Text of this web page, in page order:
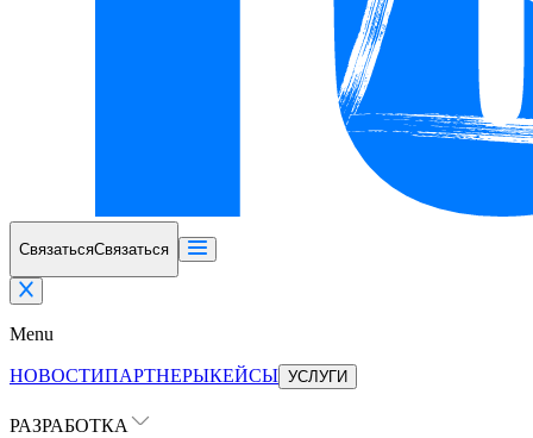
СвязатьсяСвязаться
Menu
НОВОСТИПАРТНЕРЫКЕЙСЫ УСЛУГИ
РАЗРАБОТКА